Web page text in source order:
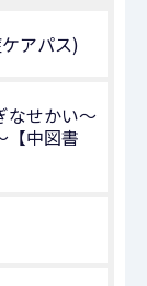
アパス)
なせかい～
【中図書